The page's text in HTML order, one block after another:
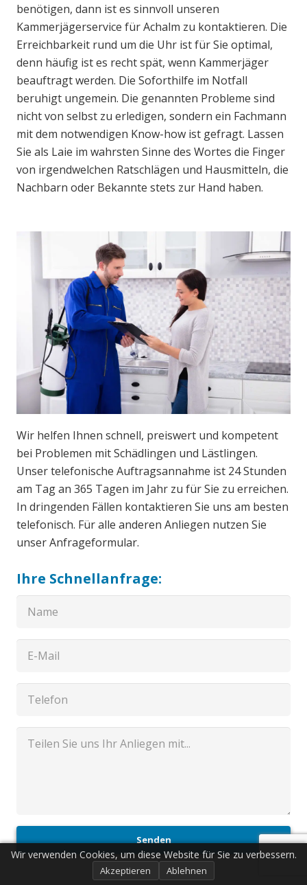
benötigen, dann ist es sinnvoll unseren
Kammerjägerservice für Achalm zu kontaktieren. Die
Erreichbarkeit rund um die Uhr ist für Sie optimal,
denn häufig ist es recht spät, wenn Kammerjäger
beauftragt werden. Die Soforthilfe im Notfall
beruhigt ungemein. Die genannten Probleme sind
nicht von selbst zu erledigen, sondern ein Fachmann
mit dem notwendigen Know-how ist gefragt. Lassen
Sie als Laie im wahrsten Sinne des Wortes die Finger
von irgendwelchen Ratschlägen und Hausmitteln, die
Nachbarn oder Bekannte stets zur Hand haben.
Wir helfen Ihnen schnell, preiswert und kompetent
bei Problemen mit Schädlingen und Lästlingen.
Unser telefonische Auftragsannahme ist 24 Stunden
am Tag an 365 Tagen im Jahr zu für Sie zu erreichen.
In dringenden Fällen kontaktieren Sie uns am besten
telefonisch. Für alle anderen Anliegen nutzen Sie
unser Anfrageformular.
Ihre Schnellanfrage:
Senden
Wir verwenden Cookies, um diese Website für Sie zu verbessern.
Akzeptieren Ablehnen